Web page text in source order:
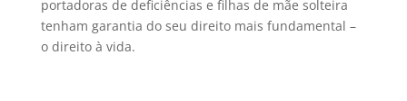
portadoras de deficiências e filhas de mãe solteira
tenham garantia do seu direito mais fundamental –
o direito à vida.